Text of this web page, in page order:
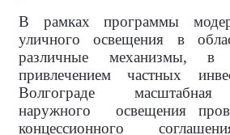
В рамках программы
уличного освещения в
различные механизмы,
привлечением частных
Волгограде масштабная
наружного
освещения
концессионного